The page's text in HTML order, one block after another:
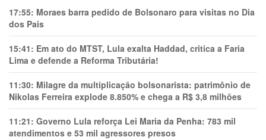
17:55: Moraes barra pedido de Bolsonaro para visitas no Dia
dos Pais
15:41: Em ato do MTST, Lula exalta Haddad, critica a Faria
Lima e defende a Reforma Tributária!
11:30: Milagre da multiplicação bolsonarista: patrimônio de
Nikolas Ferreira explode 8.850% e chega a R$ 3,8 milhões
11:21: Governo Lula reforça Lei Maria da Penha: 783 mil
atendimentos e 53 mil agressores presos